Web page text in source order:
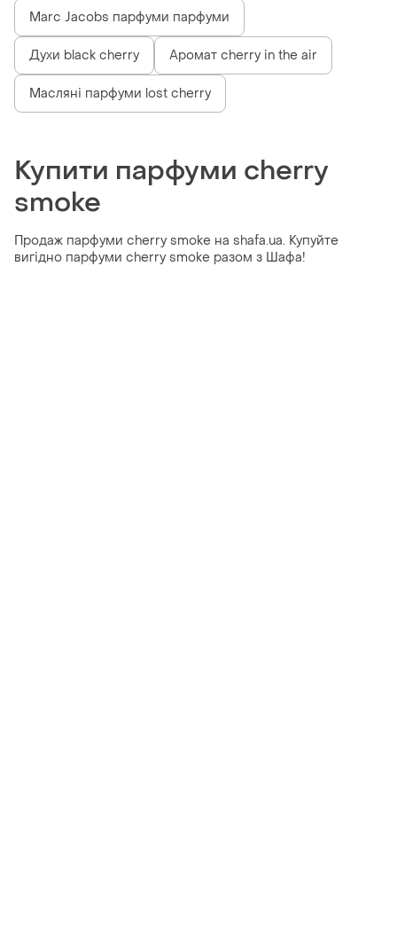
Marc Jacobs парфуми парфуми
Духи black cherry Аромат cherry in the air
Масляні парфуми lost cherry
Купити парфуми cherry
smoke
Продаж парфуми cherry smoke на shafa.ua. Купуйте
вигідно парфуми cherry smoke разом з Шафа!